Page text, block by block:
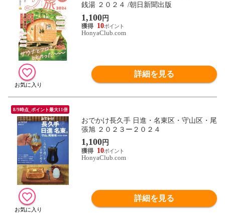
銭湯 ２０２４ /朝日新聞出版
1,100円
10
HonyaClub.com
詳細を見る
8/9時点_ポイント最大11倍
おでかけ長久手 日進・名東区・守山区・尾
張旭 ２０２３ー２０２４
1,100円
10
HonyaClub.com
詳細を見る